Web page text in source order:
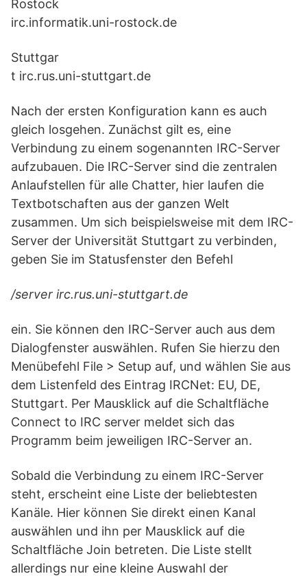
Rostock
irc.informatik.uni-rostock.de
Stuttgar
t irc.rus.uni-stuttgart.de
Nach der ersten Konfiguration kann es auch
gleich losgehen. Zunächst gilt es, eine
Verbindung zu einem sogenannten IRC-Server
aufzubauen. Die IRC-Server sind die zentralen
Anlaufstellen für alle Chatter, hier laufen die
Textbotschaften aus der ganzen Welt
zusammen. Um sich beispielsweise mit dem IRC-
Server der Universität Stuttgart zu verbinden,
geben Sie im Statusfenster den Befehl
/server irc.rus.uni-stuttgart.de
ein. Sie können den IRC-Server auch aus dem
Dialogfenster auswählen. Rufen Sie hierzu den
Menübefehl File > Setup auf, und wählen Sie aus
dem Listenfeld des Eintrag IRCNet: EU, DE,
Stuttgart. Per Mausklick auf die Schaltfläche
Connect to IRC server meldet sich das
Programm beim jeweiligen IRC-Server an.
Sobald die Verbindung zu einem IRC-Server
steht, erscheint eine Liste der beliebtesten
Kanäle. Hier können Sie direkt einen Kanal
auswählen und ihn per Mausklick auf die
Schaltfläche Join betreten. Die Liste stellt
allerdings nur eine kleine Auswahl der